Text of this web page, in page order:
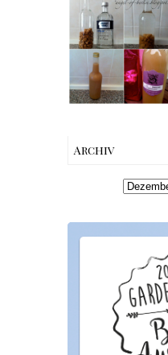
Rezept |
Karamell-
Wodka selber
machen –
einfaches
Rezept &
Geschenkidee
Archiv